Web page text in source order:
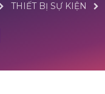
THIẾT BỊ SỰ KIỆN